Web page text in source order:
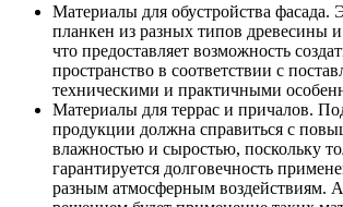
Материалы для обустройства фасада.
планкен из разных типов древесины
что предоставляет возможность
пространство в соответствии с
техническими и практичными
Материалы для террас и причалов.
продукции должна справиться с
влажностью и сыростью, поскольку
гарантируется долговечность
разным атмосферным воздействиям.